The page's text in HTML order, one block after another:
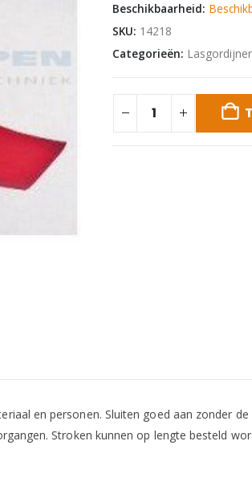
Beschikbaarheid:
SKU: 14218
Categorieën:
en personen. Sluiten goed aan zonder
Stroken kunnen op lengte besteld